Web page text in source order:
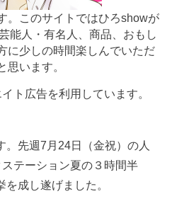
。このサイトではひろshowが
能人・有名人、商品、おもし
に少しの時間楽しんでいただ
思います。
ト広告を利用しています。
。先週7月24日（金祝）の人
テーション夏の３時間半
成し遂げました。